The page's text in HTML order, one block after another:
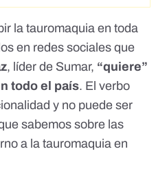
la tauromaquia en toda
en redes sociales que
, líder de Sumar, “quiere”
todo el país. El verbo
y no puede ser
sabemos sobre las
a la tauromaquia en